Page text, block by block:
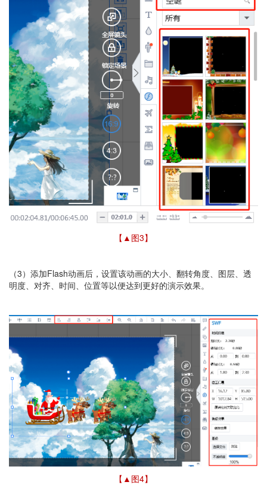
【▲图3】
（3）添加Flash动画后，设置该动画的大小、翻转角度、图层、透
明度、对齐、时间、位置等以便达到更好的演示效果。
【▲图4】